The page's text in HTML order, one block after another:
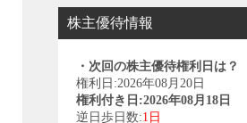
株主優待情報
・次回の株主優待権利日は？
権利日:2026年08月20日
権利付き日:2026年08月18日
逆日歩日数:1日